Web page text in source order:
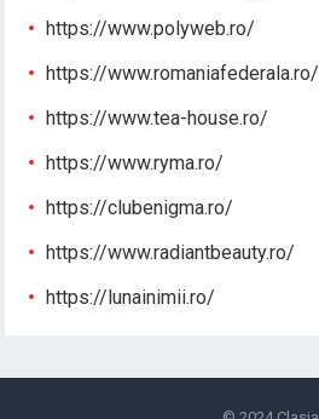
https://www.polyweb.ro/
https://www.romaniafederala.ro/
https://www.tea-house.ro/
https://www.ryma.ro/
https://clubenigma.ro/
https://www.radiantbeauty.ro/
https://lunainimii.ro/